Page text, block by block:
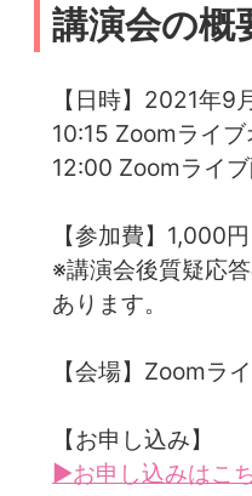
講演会の概
【日時】2021年9
10:15 Zoomライ
12:00 Zoomライ
【参加費】1,000円
※講演会後質疑応
あります。
【会場】Zoomラ
【お申し込み】
▶お申し込みはこ